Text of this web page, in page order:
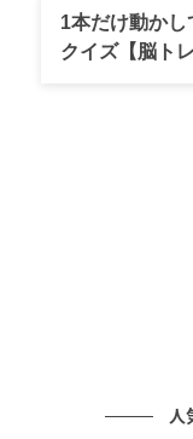
中嶋さん：「レッ
嫌がるんですが
1本だけ動か
クイズ【脳トレ
人